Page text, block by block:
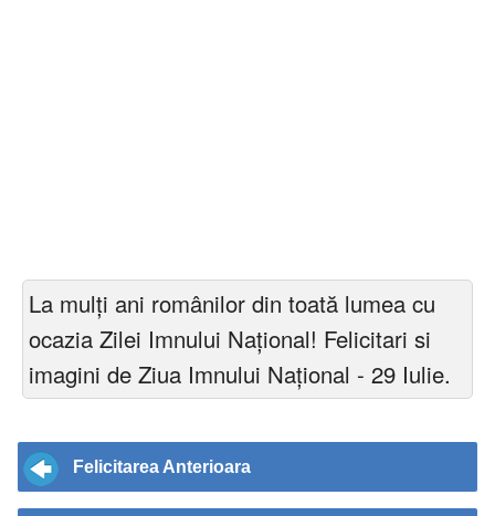
La mulți ani românilor din toată lumea cu
ocazia Zilei Imnului Național! Felicitari si
imagini de Ziua Imnului Naţional - 29 Iulie.
Felicitarea Anterioara